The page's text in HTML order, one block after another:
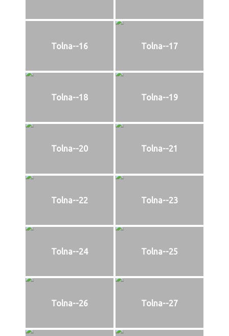
Tolna--16 Tolna--17
Tolna--18 Tolna--19
Tolna--20 Tolna--21
Tolna--22 Tolna--23
Tolna--24 Tolna--25
Tolna--26 Tolna--27